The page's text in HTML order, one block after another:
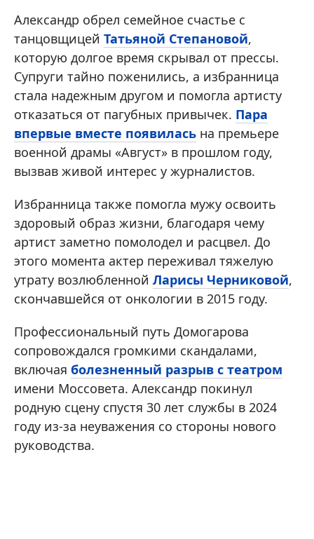
Александр обрел семейное счастье с
танцовщицей Татьяной Степановой,
которую долгое время скрывал от прессы.
Супруги тайно поженились, а избранница
стала надежным другом и помогла артисту
отказаться от пагубных привычек. Пара
впервые вместе появилась на премьере
военной драмы «Август» в прошлом году,
вызвав живой интерес у журналистов.
Избранница также помогла мужу освоить
здоровый образ жизни, благодаря чему
артист заметно помолодел и расцвел. До
этого момента актер переживал тяжелую
утрату возлюбленной Ларисы Черниковой,
скончавшейся от онкологии в 2015 году.
Профессиональный путь Домогарова
сопровождался громкими скандалами,
включая болезненный разрыв с театром
имени Моссовета. Александр покинул
родную сцену спустя 30 лет службы в 2024
году из-за неуважения со стороны нового
руководства.